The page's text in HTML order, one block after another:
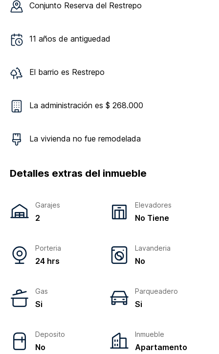
Conjunto Reserva del Restrepo
11 años de antiguedad
El barrio es Restrepo
La administración es $ 268.000
La vivienda no fue remodelada
Detalles extras del inmueble
Garajes
2
Elevadores
No Tiene
Porteria
24 hrs
Lavanderia
No
Gas
Si
Parqueadero
Si
Deposito
No
Inmueble
Apartamento